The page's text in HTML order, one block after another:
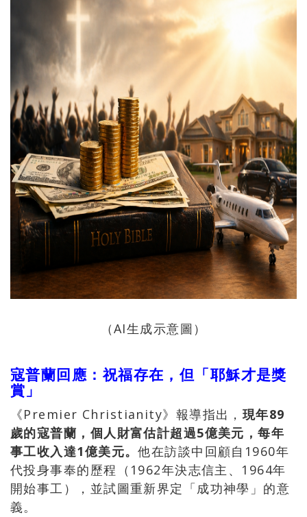
（AI生成示意圖）
寇普蘭回應：祝福存在，但「耶穌才是獎
賞」
《Premier Christianity》報導指出， 現年89
歲的寇普蘭，個人財富估計超過5億美元，每年
事工收入達1億美元。他在訪談中回顧自1960年
代投身事奉的歷程（1962年決志信主、1964年
開始事工），並試圖重新界定「成功神學」的意
義。